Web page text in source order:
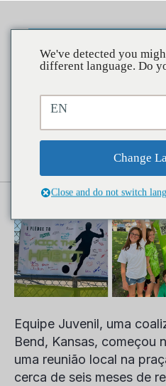
Coalizões em
abandonando
Equipe Juvenil, uma
Bend, Kansas, começou
uma reunião local na
cerca de seis meses de
We've detected you
different language. Do
EN
Change
Close and do not switch